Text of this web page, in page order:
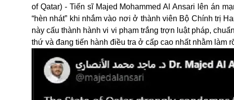
of Qatar) - Tiến sĩ Majed Mohammed Al Ansari lên án
“hèn nhát” khi nhắm vào nơi ở thành viên Bộ Chính trị
này cấu thành hành vi vi phạm trắng trợn luật pháp,
thứ và đang tiến hành điều tra ở cấp cao nhất nhằm làm